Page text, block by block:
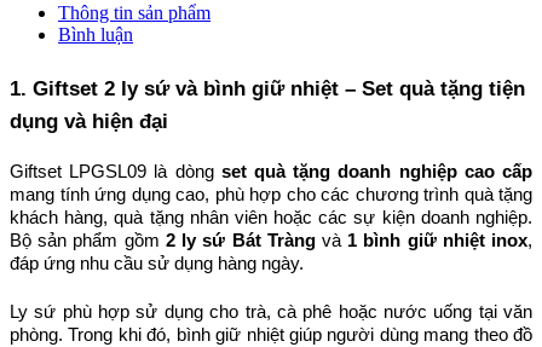
Thông tin sản phẩm
Bình luận
1. Giftset 2 ly sứ và bình giữ nhiệt – Set quà tặng tiện
dụng và hiện đại
Giftset LPGSL09 là dòng set quà tặng doanh nghiệp cao cấp
mang tính ứng dụng cao, phù hợp cho các chương trình quà tặng
khách hàng, quà tặng nhân viên hoặc các sự kiện doanh nghiệp.
Bộ sản phẩm gồm 2 ly sứ Bát Tràng và 1 bình giữ nhiệt inox,
đáp ứng nhu cầu sử dụng hàng ngày.
Ly sứ phù hợp sử dụng cho trà, cà phê hoặc nước uống tại văn
phòng. Trong khi đó, bình giữ nhiệt giúp người dùng mang theo đồ